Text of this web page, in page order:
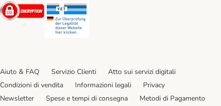
Security
Aiuto & FAQ Servizio Clienti
Atto sui servizi digitali
Condizioni di vendita
Informazioni legali
Privacy
Newsletter
Spese e tempi di consegna Metodi di Pagamento